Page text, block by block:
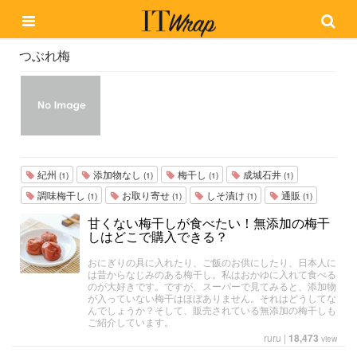
つぶれ梅
紀州 (1) 添加物なし (1) 梅干し (1) 成城石井 (1)
調味梅干し (1) お取り寄せ (1) しそ漬け (1) 通販 (1)
甘くない梅干しが食べたい！無添加の梅干
しはどこで購入できる？
おにぎりの具に入れたり、ご飯のお供にしたり、日本人に
は昔からなじみのある梅干し。私はおかゆに入れて食べる
のが大好きです。ですが、スーパーで見てみると、添加物
が入っていない梅干はほぼありません。それはどうしてな
んでしょうか？そして、販売されている無添加の梅干しも
ご紹介しています。
ruru | 18,473 view